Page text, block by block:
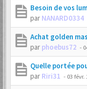
Besoin de vos
par NANARD0334
Achat golden
par phoebus72 -
Quelle portée
par Riri31 - 03 févr.